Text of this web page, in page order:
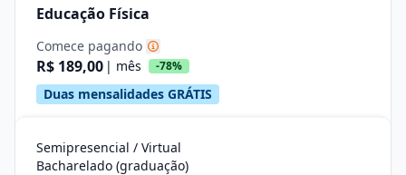
Educação Física
Comece pagando
R$ 189,00 | mês -78%
Duas mensalidades GRÁTIS
Semipresencial / Virtual
Bacharelado (graduação)